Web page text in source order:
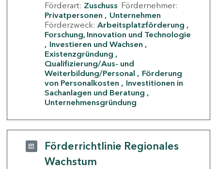
Förderart: Zuschuss Fördernehmer:
Privatpersonen
Unternehmen
Förderzweck: Arbeitsplatzförderung
Forschung, Innovation und Technologie
Investieren und Wachsen
Existenzgründung
Qualifizierung/Aus- und
Weiterbildung/Personal
Förderung
von Personalkosten
Investitionen in
Sachanlagen und Beratung
Unternehmensgründung
Förderrichtlinie Regionales
Wachstum